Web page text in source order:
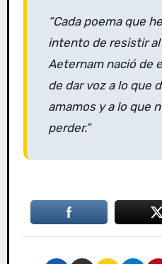
“Cada poema que
intento de resistir al
Aeternamnació de
de dar voz a lo que
amamos y a lo que
perder.”